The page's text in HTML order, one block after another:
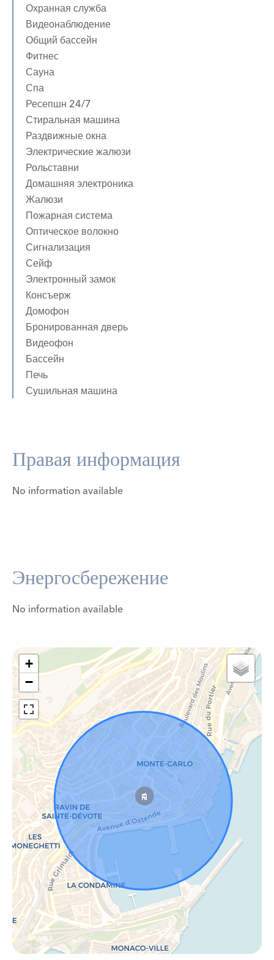
Охранная служба
Видеонаблюдение
Общий бассейн
Фитнес
Сауна
Спа
Ресепшн 24/7
Стиральная машина
Раздвижные окна
Электрические жалюзи
Рольставни
Домашняя электроника
Жалюзи
Пожарная система
Оптическое волокно
Сигнализация
Сейф
Электронный замок
Консъерж
Домофон
Бронированная дверь
Видеофон
Бассейн
Печь
Сушильная машина
Правая информация
No information available
Энергосбережение
No information available
+
−